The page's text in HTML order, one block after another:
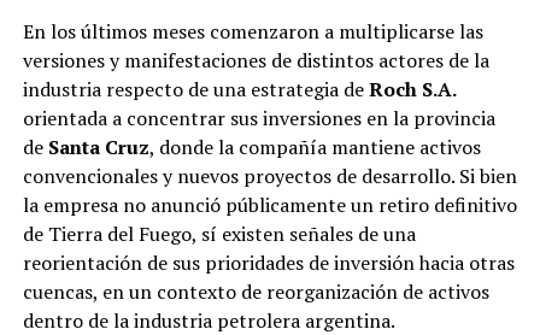
En los últimos meses comenzaron a multiplicarse las
versiones y manifestaciones de distintos actores de la
industria respecto de una estrategia deRoch S.A.
orientada a concentrar sus inversiones en la provincia
de Santa Cruz, donde la compañía mantiene activos
convencionales y nuevos proyectos de desarrollo. Si bien
la empresa no anunció públicamente un retiro definitivo
de Tierra del Fuego, sí existen señales de una
reorientación de sus prioridades de inversión hacia otras
cuencas, en un contexto de reorganización de activos
dentro de la industria petrolera argentina.